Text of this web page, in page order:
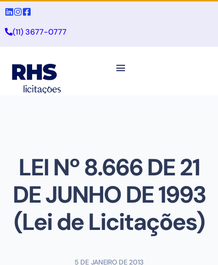
(11) 3677-0777
LEI Nº 8.666 DE 21
DE JUNHO DE 1993
(Lei de Licitações)
5 DE JANEIRO DE 2013